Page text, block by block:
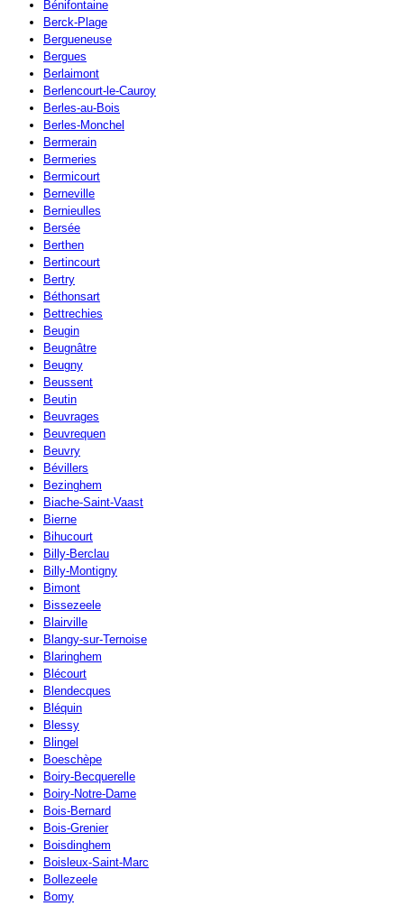
Bénifontaine
Berck-Plage
Bergueneuse
Bergues
Berlaimont
Berlencourt-le-Cauroy
Berles-au-Bois
Berles-Monchel
Bermerain
Bermeries
Bermicourt
Berneville
Bernieulles
Bersée
Berthen
Bertincourt
Bertry
Béthonsart
Bettrechies
Beugin
Beugnâtre
Beugny
Beussent
Beutin
Beuvrages
Beuvrequen
Beuvry
Bévillers
Bezinghem
Biache-Saint-Vaast
Bierne
Bihucourt
Billy-Berclau
Billy-Montigny
Bimont
Bissezeele
Blairville
Blangy-sur-Ternoise
Blaringhem
Blécourt
Blendecques
Bléquin
Blessy
Blingel
Boeschèpe
Boiry-Becquerelle
Boiry-Notre-Dame
Bois-Bernard
Bois-Grenier
Boisdinghem
Boisleux-Saint-Marc
Bollezeele
Bomy